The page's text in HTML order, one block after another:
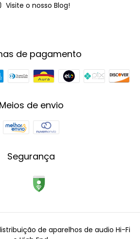
Visite o nosso Blog!
de pagamento
Meios de envio
Segurança
de aparelhos de audio Hi-Fi